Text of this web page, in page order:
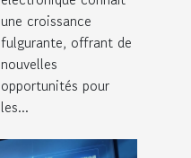
tendances du
commerce
électronique
?
une croissance
fulgurante, offrant de
nouvelles
opportunités pour
les...